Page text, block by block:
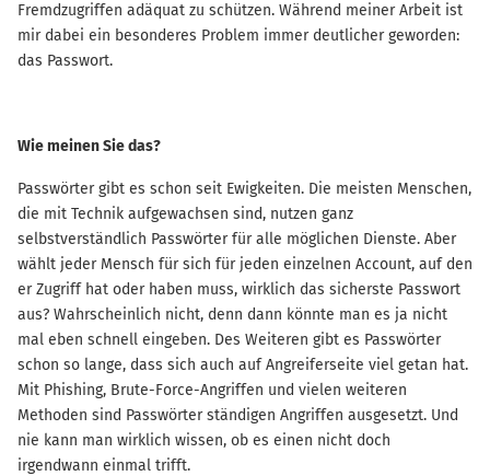
Fremdzugriffen adäquat zu schützen. Während meiner Arbeit ist
mir dabei ein besonderes Problem immer deutlicher geworden:
das Passwort.
Wie meinen Sie das?
Passwörter gibt es schon seit Ewigkeiten. Die meisten Menschen,
die mit Technik aufgewachsen sind, nutzen ganz
selbstverständlich Passwörter für alle möglichen Dienste. Aber
wählt jeder Mensch für sich für jeden einzelnen Account, auf den
er Zugriff hat oder haben muss, wirklich das sicherste Passwort
aus? Wahrscheinlich nicht, denn dann könnte man es ja nicht
mal eben schnell eingeben. Des Weiteren gibt es Passwörter
schon so lange, dass sich auch auf Angreiferseite viel getan hat.
Mit Phishing, Brute-Force-Angriffen und vielen weiteren
Methoden sind Passwörter ständigen Angriffen ausgesetzt. Und
nie kann man wirklich wissen, ob es einen nicht doch
irgendwann einmal trifft.